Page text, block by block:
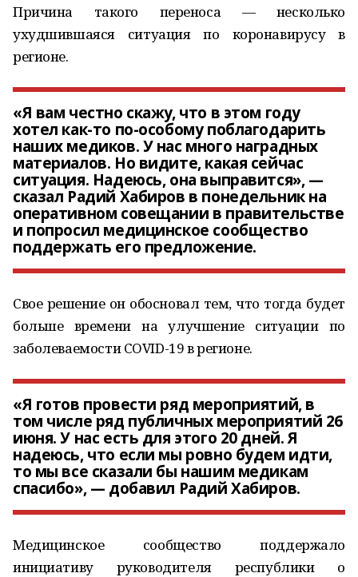
Причина такого переноса — несколько
ухудшившаяся ситуация по коронавирусу в
регионе.
«Я вам честно скажу, что в этом году
хотел как-то по-особому поблагодарить
наших медиков. У нас много наградных
материалов. Но видите, какая сейчас
ситуация. Надеюсь, она выправится», —
сказал Радий Хабиров в понедельник на
оперативном совещании в правительстве
и попросил медицинское сообщество
поддержать его предложение.
Свое решение он обосновал тем, что тогда будет
больше времени на улучшение ситуации по
заболеваемости COVID-19 в регионе.
«Я готов провести ряд мероприятий, в
том числе ряд публичных мероприятий 26
июня. У нас есть для этого 20 дней. Я
надеюсь, что если мы ровно будем идти,
то мы все сказали бы нашим медикам
спасибо», — добавил Радий Хабиров.
Медицинское сообщество поддержало
инициативу руководителя республики о